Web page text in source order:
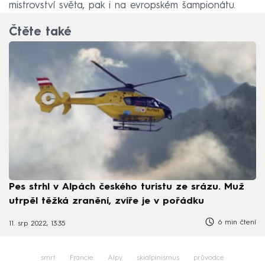
mistrovství světa, pak i na evropském šampionátu.
Čtěte také
Pes strhl v Alpách českého turistu ze srázu. Muž
utrpěl těžká zranění, zvíře je v pořádku
11. srp 2022, 13:35 6 min čtení
smrt Francie Alpy skialpinismus průvodce